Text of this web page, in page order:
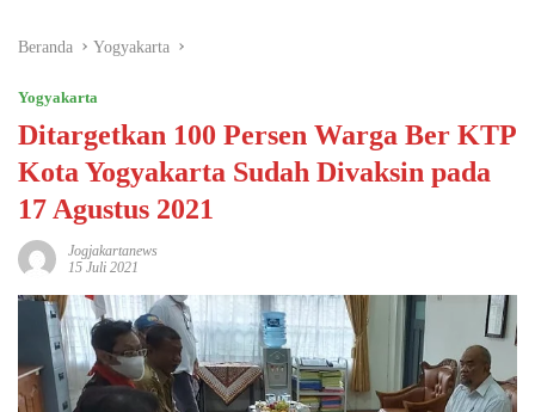
Beranda Yogyakarta
Yogyakarta
Ditargetkan 100 Persen Warga Ber KTP
Kota Yogyakarta Sudah Divaksin pada
17 Agustus 2021
Jogjakartanews
15 Juli 2021